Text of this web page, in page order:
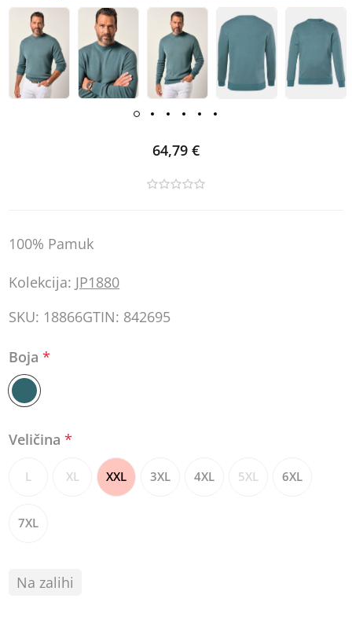
64,79 €
100% Pamuk
Kolekcija: JP1880
SKU: 18866GTIN: 842695
Boja*
Veličina*
L XL XXL 3XL 4XL 5XL 6XL
7XL
Na zalihi